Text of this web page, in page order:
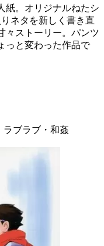
紙。オリジナルねたシ
ネタを新しく書き直
々ストーリー。パンツ
っと変わった作品で
ラブラブ・和姦